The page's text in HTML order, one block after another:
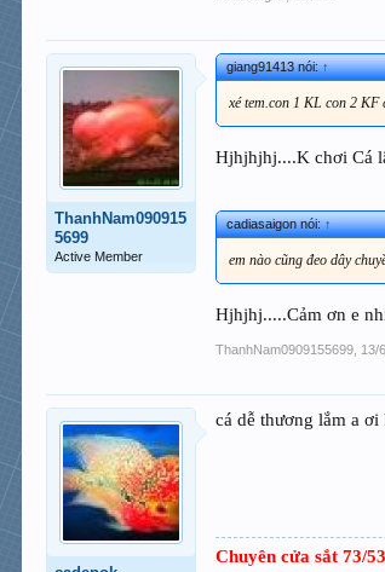
ThanhNam090915
5699
Active Member
giang91413 nói:↑
xé tem.con 1 KL con 2
Hjhjhjhj....K chơi Cá
cadiasaigon nói:↑
em nào cũng đeo dây
Hjhjhj.....Cảm ơn e
ThanhNam0909155699 13/
cá dễ thương lắm a ơi
Chuyên cửa sắt 73/